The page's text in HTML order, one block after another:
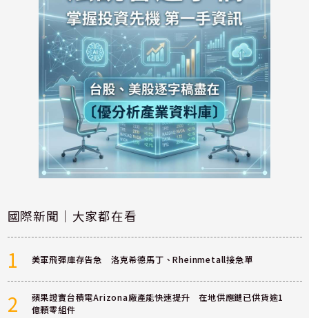
國際新聞｜大家都在看
1 美軍飛彈庫存告急 洛克希德馬丁、Rheinmetall接急單
2
蘋果證實台積電Arizona廠產能快速提升 在地供應鏈已供貨逾1
億顆零組件